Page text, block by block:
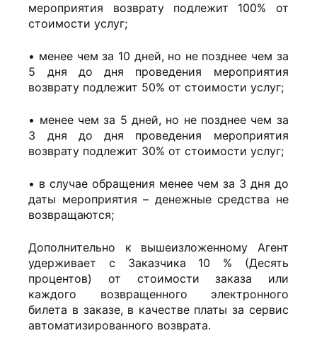
мероприятия возврату подлежит 100% от
стоимости услуг;
• менее чем за 10 дней, но не позднее чем за
5 дня до дня проведения мероприятия
возврату подлежит 50% от стоимости услуг;
• менее чем за 5 дней, но не позднее чем за
3 дня до дня проведения мероприятия
возврату подлежит 30% от стоимости услуг;
• в случае обращения менее чем за 3 дня до
даты мероприятия – денежные средства не
возвращаются;
Дополнительно к вышеизложенному Агент
удерживает с Заказчика 10 % (Десять
процентов) от стоимости заказа или
каждого возвращенного электронного
билета в заказе, в качестве платы за сервис
автоматизированного возврата.